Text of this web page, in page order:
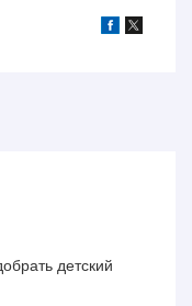
детский